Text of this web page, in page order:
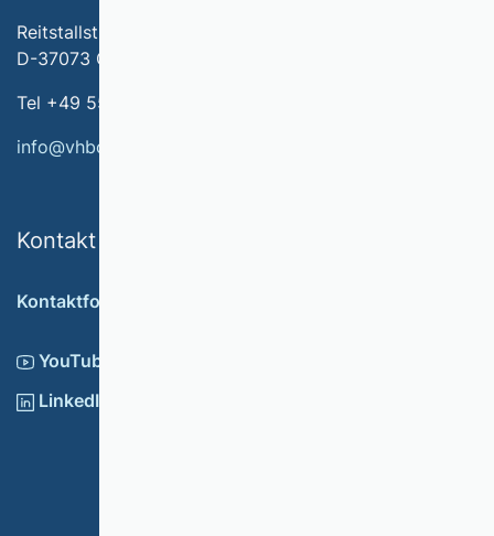
Reitstallstr. 7
D-37073 Göttingen
Tel +49 551 79778-566
info@vhbonline.org
Kontakt
Kontaktformular
YouTube
LinkedIn